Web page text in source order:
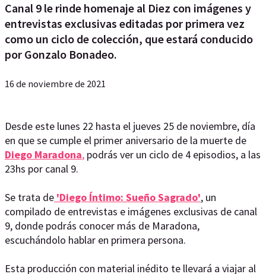
Canal 9 le rinde homenaje al Diez con imágenes y
entrevistas exclusivas editadas por primera vez
como un ciclo de colección, que estará conducido
por Gonzalo Bonadeo.
16 de noviembre de 2021
Desde este lunes 22 hasta el jueves 25 de noviembre, día
en que se cumple el primer aniversario de la muerte de
Diego Maradona, podrás ver un ciclo de 4 episodios, a las
23hs por canal 9.
Se trata de 'Diego Íntimo: Sueño Sagrado', un
compilado de entrevistas e imágenes exclusivas de canal
9, donde podrás conocer más de Maradona,
escuchándolo hablar en primera persona.
Esta producción con material inédito te llevará a viajar al